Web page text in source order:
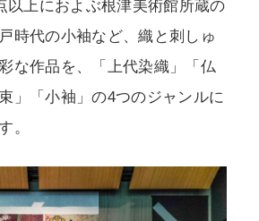
以上におよぶ根津美術館所蔵の
時代の小袖など、織と刺しゅ
な作品を、「上代染織」「仏
」「小袖」の4つのジャンルに
。